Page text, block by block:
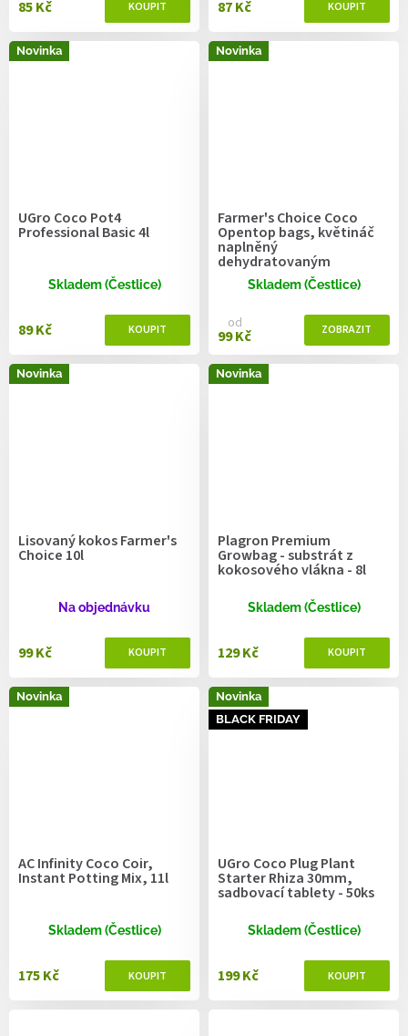
85 Kč 87 Kč
Novinka
UGro Coco Pot4
Professional Basic 4l
Skladem (Čestlice)
89 Kč
Novinka
Farmer's Choice Coco
Opentop bags, květináč
naplněný
dehydratovaným
kokosemSkladem (Čestlice)
od
99 Kč
Novinka
Lisovaný kokos Farmer's
Choice 10l
Na objednávku
99 Kč
Novinka
Plagron Premium
Growbag - substrát z
kokosového vlákna - 8l
Skladem (Čestlice)
129 Kč
Novinka
AC Infinity Coco Coir,
Instant Potting Mix, 11l
Skladem (Čestlice)
175 Kč
Novinka
BLACK FRIDAY
UGro Coco Plug Plant
Starter Rhiza 30mm,
sadbovací tablety - 50ks
Skladem (Čestlice)
199 Kč